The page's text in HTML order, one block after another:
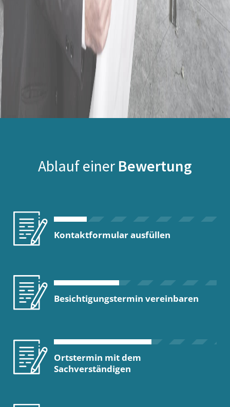
Ablauf einer Bewertung
Kontaktformular ausfüllen
Besichtigungstermin vereinbaren
Ortstermin mit dem
Sachverständigen